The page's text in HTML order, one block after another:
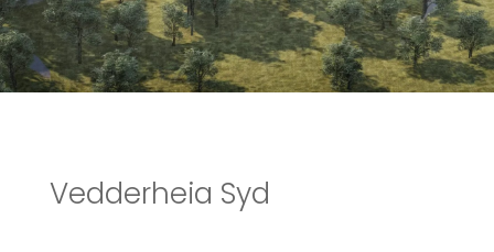
Vedderheia Syd